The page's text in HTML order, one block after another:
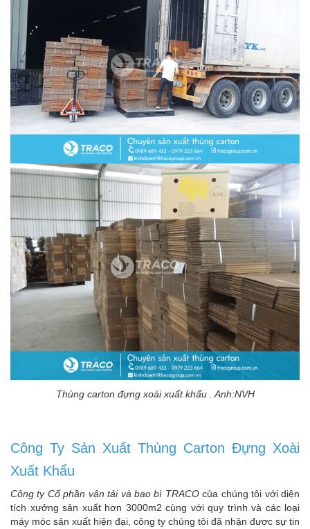
Thùng carton đựng xoài xuất khẩu . Anh:NVH
Công Ty Sản Xuất Thùng Carton Đựng Xoài
Xuất Khẩu
Công ty Cổ phần vận tải và bao bì TRACOcủa chúng tôi với diện
tích xưởng sản xuất hơn 3000m2 cùng với quy trình và các loại
máy móc sản xuất hiện đại, công ty chúng tôi đã nhận được sự tin